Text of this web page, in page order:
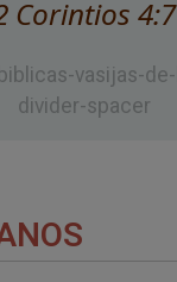
Corintios 4:7